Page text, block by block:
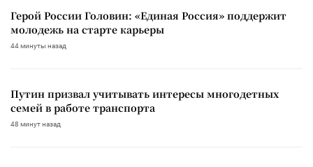
Герой России Головин: «Единая Россия» поддержит
молодежь на старте карьеры
44 минуты назад
Путин призвал учитывать интересы многодетных
семей в работе транспорта
48 минут назад